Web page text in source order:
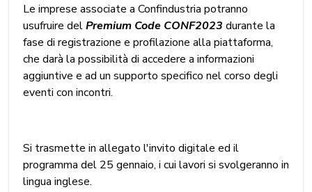
Le imprese associate a Confindustria potranno
usufruire delPremium Code CONF2023 durante la
fase di registrazione e profilazione alla piattaforma,
che darà la possibilità di accedere a informazioni
aggiuntive e ad un supporto specifico nel corso degli
eventi con incontri.
Si trasmette in allegato l'invito digitale ed il
programma del 25 gennaio, i cui lavori si svolgeranno in
lingua inglese.